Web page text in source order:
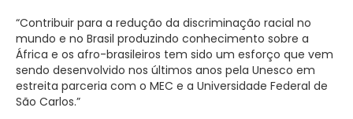
“Contribuir para a redução da discriminação racial no
mundo e no Brasil produzindo conhecimento sobre a
África e os afro-brasileiros tem sido um esforço que vem
sendo desenvolvido nos últimos anos pela Unesco em
estreita parceria com o MEC e a Universidade Federal de
São Carlos.”